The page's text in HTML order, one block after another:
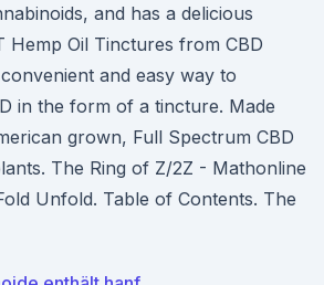
and has a delicious
Hemp Oil Tinctures from CBD
and easy way to
in the form of a tincture. Made
grown, Full Spectrum CBD
The Ring of Z/2Z - Mathonline
Unfold. Table of Contents. The